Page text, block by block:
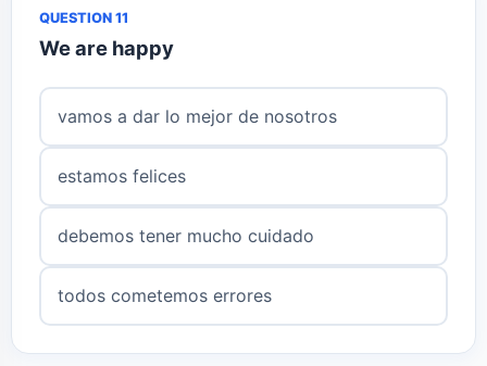
QUESTION 11
We are happy
vamos a dar lo mejor de nosotros
estamos felices
debemos tener mucho cuidado
todos cometemos errores